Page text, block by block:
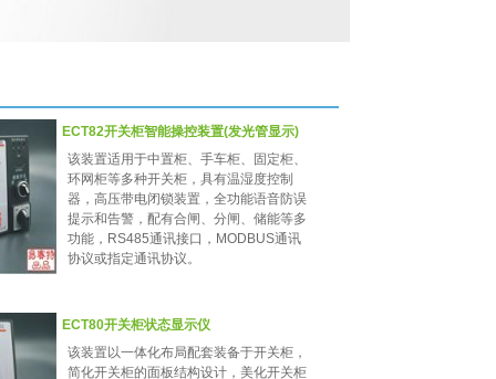
ECT82开关柜智能操控装置(发光管显示)
该装置适用于中置柜、手车柜、固定柜、
环网柜等多种开关柜，具有温湿度控制
器，高压带电闭锁装置，全功能语音防误
提示和告警，配有合闸、分闸、储能等多
功能，RS485通讯接口，MODBUS通讯
协议或指定通讯协议。
ECT80开关柜状态显示仪
该装置以一体化布局配套装备于开关柜，
简化开关柜的面板结构设计，美化开关柜